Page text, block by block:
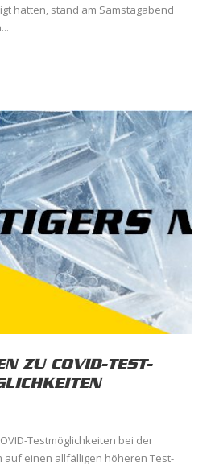
hatten, stand am Samstagabend
ZU COVID-TEST-
Testmöglichkeiten bei der
auf einen allfälligen höheren Test-